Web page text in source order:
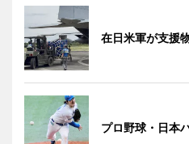
在日米軍が支援
プロ野球・日本